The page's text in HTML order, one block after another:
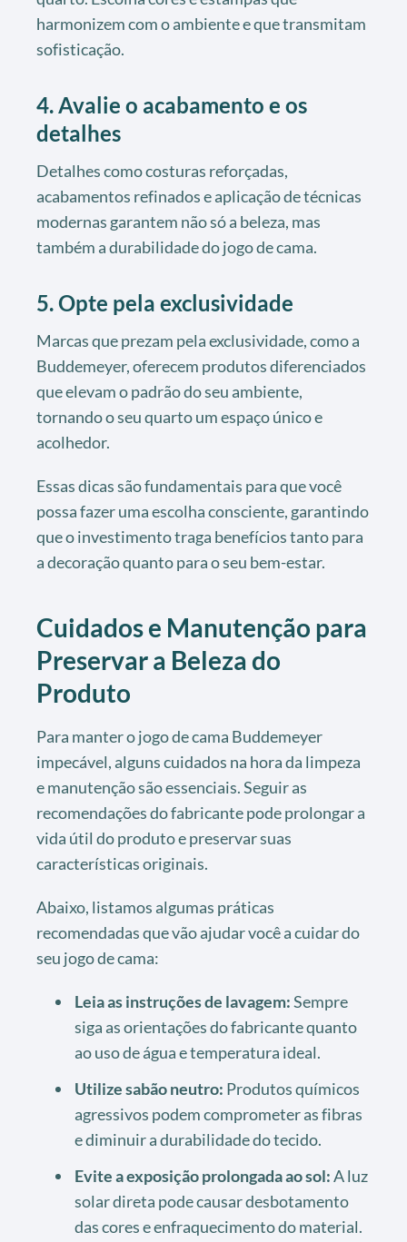
harmonizem com o ambiente e que transmitam
sofisticação.
4. Avalie o acabamento e os
detalhes
Detalhes como costuras reforçadas,
acabamentos refinados e aplicação de técnicas
modernas garantem não só a beleza, mas
também a durabilidade do jogo de cama.
5. Opte pela exclusividade
Marcas que prezam pela exclusividade, como a
Buddemeyer, oferecem produtos diferenciados
que elevam o padrão do seu ambiente,
tornando o seu quarto um espaço único e
acolhedor.
Essas dicas são fundamentais para que você
possa fazer uma escolha consciente, garantindo
que o investimento traga benefícios tanto para
a decoração quanto para o seu bem-estar.
Cuidados e Manutenção para
Preservar a Beleza do
Produto
Para manter o jogo de cama Buddemeyer
impecável, alguns cuidados na hora da limpeza
e manutenção são essenciais. Seguir as
recomendações do fabricante pode prolongar a
vida útil do produto e preservar suas
características originais.
Abaixo, listamos algumas práticas
recomendadas que vão ajudar você a cuidar do
seu jogo de cama:
Leia as instruções de lavagem:Sempre
siga as orientações do fabricante quanto
ao uso de água e temperatura ideal.
Utilize sabão neutro: Produtos químicos
agressivos podem comprometer as fibras
e diminuir a durabilidade do tecido.
Evite a exposição prolongada ao sol:A luz
solar direta pode causar desbotamento
das cores e enfraquecimento do material.